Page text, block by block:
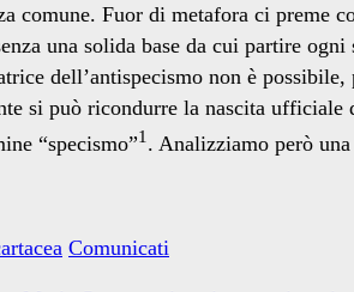
comune. Fuor di metafora ci preme
una solida base da cui partire
dell’antispecismo non è
si può ricondurre la nascita ufficiale
“specismo”1 . Analizziamo però
Comunicati